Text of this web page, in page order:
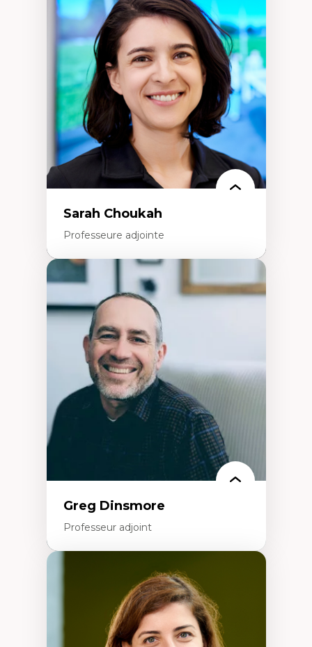
Théories du développement
Économie politique comparée
Élites économiques
Sociologie économique
Extractivisme
Classes sociales
Mouvements sociaux
Théories de l’État
Sarah Choukah
Professeure adjointe
Expertises
Démocratisation des nouvelles
technologies et biotechnologies
Données ouvertes
Bioart, programmation et électronique
créatives
Histoire sociale et culturelle des
technologies numériques
Résistances et droits numériques
Internet des objets
Métavers
Problématiques relatives à l’intelligence
artificielle, l’apprentissage machine et les
Féminismes et nouvelles technologies
Greg Dinsmore
Professeur adjoint
Fragmentation des auditoires médiatiques
Analyse multi-plateforme des auditoires
médiatiques
Analyse des comportements numériques à
travers les données massives et l’IA